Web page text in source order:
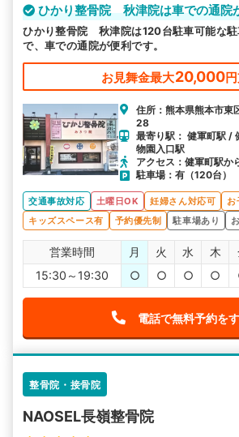
ひかり整骨院 秋津院は車での通院
ひかり整骨院 秋津院は120台駐車可能な
で、車での通院が便利です。
お見舞金最大20,000
住所：熊本県熊本市
28
最寄り駅： 健軍町駅 /
物園入口駅
アクセス：健軍町駅か
駐車場：有（120台）
交通事故対応 土曜日OK 妊婦さん対応可
お
キッズスペース有
予約優先制 駐車場あり
営業時間 月 火 水 木
15:30～19:30
○ ○ ○ ○
電話で無料予約を
整骨院・接骨院
NAOSEL長嶺整骨院